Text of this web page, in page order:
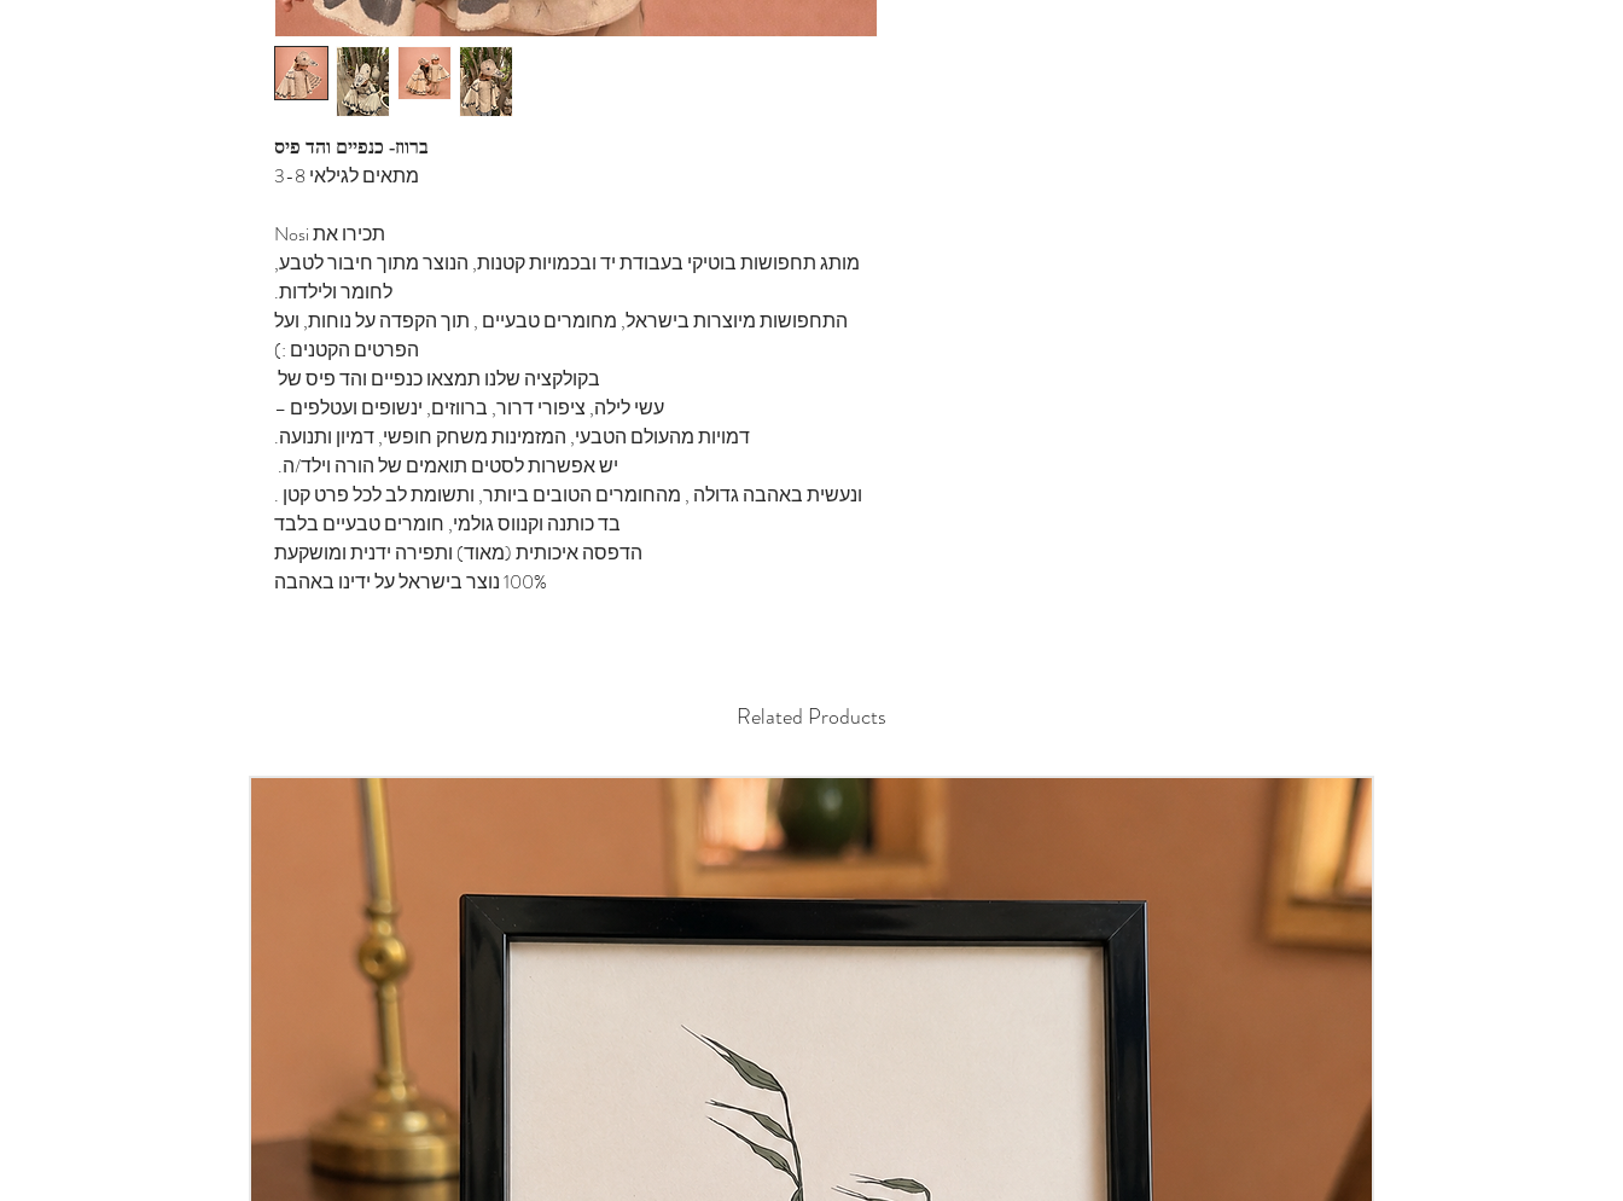
ברווז- כנפיים והד פיס
מתאים לגילאי 3-8
תכירו את Nosi
מותג תחפושות בוטיקי בעבודת יד ובכמויות קטנות, הנוצר מתוך חיבור לטבע,
לחומר ולילדות.
התחפושות מיוצרות בישראל, מחומרים טבעיים , תוך הקפדה על נוחות, ועל
הפרטים הקטנים :)
בקולקציה שלנו תמצאו כנפיים והד פיס של
עשי לילה, ציפורי דרור, ברווזים, ינשופים ועטלפים –
דמויות מהעולם הטבעי, המזמינות משחק חופשי, דמיון ותנועה.
יש אפשרות לסטים תואמים של הורה וילד/ה.
ונעשית באהבה גדולה , מהחומרים הטובים ביותר, ותשומת לב לכל פרט קטן .
בד כותנה וקנווס גולמי, חומרים טבעיים בלבד
הדפסה איכותית (מאוד) ותפירה ידנית ומושקעת
100% נוצר בישראל על ידינו באהבה
Related Products